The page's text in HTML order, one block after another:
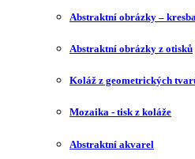
Abstraktní obrázky –
Abstraktní obrázky z otisků
Koláž z geometrických
Mozaika - tisk z koláže
Abstraktní akvarel